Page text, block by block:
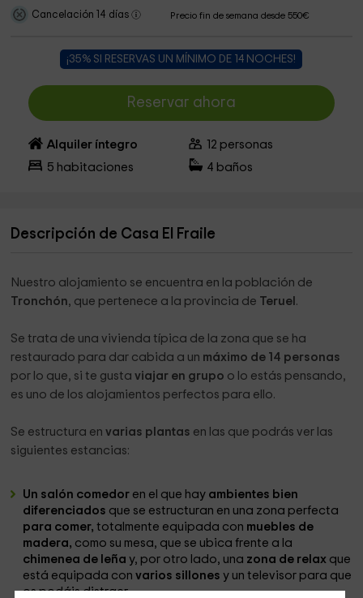
Cancelación 14 días Precio fin de semana desde 550€
¡35% SI RESERVAS UN MÍNIMO DE 14 NOCHES!
Reservar ahora
Alquiler íntegro 12 personas
5 habitaciones 4 baños
Descripción de Casa El Fraile
Nuestro alojamiento se encuentra en la población de
Tronchón, que pertenece a la provincia de Teruel .
Se trata de una vivienda típica de la zona que se ha
restaurado para dar cabida a un máximo de 14 personas
por lo que, si te gustaviajar en grupo o lo estás pensando,
es uno de los alojamientos perfectos para ello.
Se estructura en varias plantas en las que podrás ver las
siguientes estancias:
Un salón comedor en el que hay ambientes bien
diferenciados que se estructuran en una zona perfecta
para comer,totalmente equipada con muebles de
madera, como su mesa, que se ubica frente a la
chimenea de leña y, por otro lado, una zona de relax que
está equipada convarios sillonesy un televisor para que
os podáis distraer.